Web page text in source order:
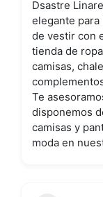
Dsastre
elegante
de vestir con
tienda de
camisas,
Te
disponemos
camisas y
moda en